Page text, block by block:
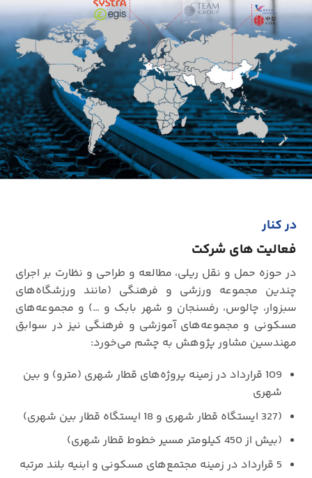
در کنار
فعالیت های شرکت
در حوزه حمل و نقل ریلی، مطالعه و طراحی و نظارت بر اجرای
چندین مجموعه ورزشی و فرهنگی (مانند ورزشگاه‌های
سبزوار، چالوس، رفسنجان و شهر بابک و …) و مجموعه‌های
مسکونی و مجموعه‌های آموزشی و فرهنگی نیز در سوابق
مهندسین مشاور پژوهش به چشم می‌خورد:
109 قرارداد در زمینه پروژه‌های قطار شهری (مترو) و بین
شهری
(327 ایستگاه قطار شهری و 18 ایستگاه قطار بین شهری)
(بیش از 450 کیلومتر مسیر خطوط قطار شهری)
5 قرارداد در زمینه مجتمع‌های مسکونی و ابنیه بلند مرتبه